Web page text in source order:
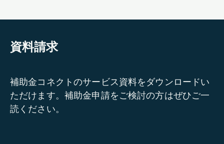
資料請求
補助金コネクトのサービス資料をダウンロードい
ただけます。補助金申請をご検討の方はぜひご一
読ください。